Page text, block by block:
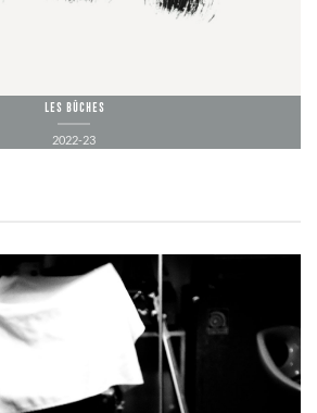
Les Bûches
2022-23